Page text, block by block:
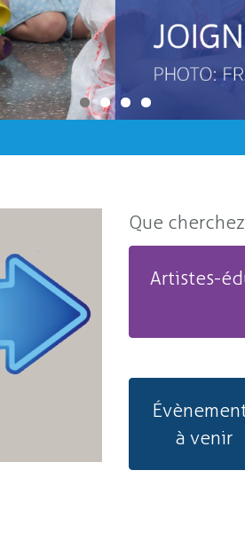
Que
Artistes-
à venir